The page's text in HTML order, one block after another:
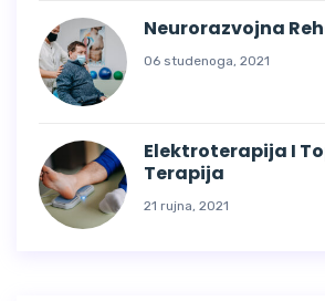
Neurorazvojna
06 studenoga, 2021
Elektroterapija I
Terapija
21 rujna, 2021